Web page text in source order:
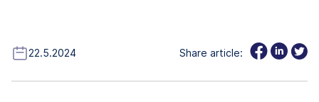
22.5.2024 Share article: